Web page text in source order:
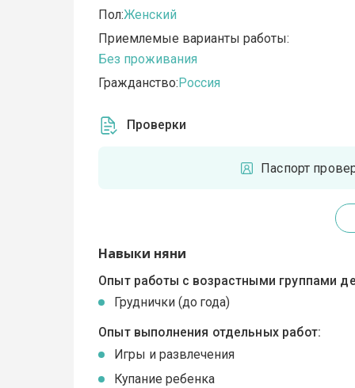
Пол:Женский
Приемлемые варианты работы:
Без проживания
Гражданство:Россия
Проверки
Паспорт
Навыки няни
Опыт работы с возрастными группами
Груднички (до года)
Опыт выполнения отдельных работ:
Игры и развлечения
Купание ребенка